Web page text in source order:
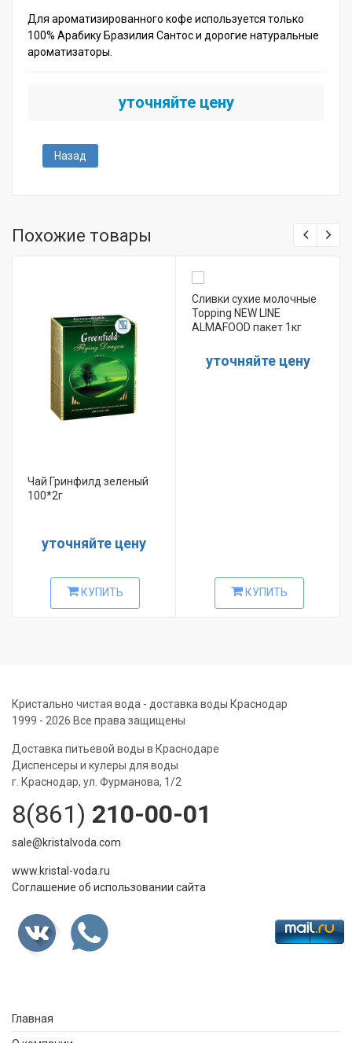
Для ароматизированного кофе используется только
100% Арабику Бразилия Сантос и дорогие натуральные
ароматизаторы.
уточняйте цену
Назад
Похожие товары
Чай Гринфилд зеленый
100*2г
уточняйте цену
КУПИТЬ
Сливки сухие молочные
Topping NEW LINE
ALMAFOOD пакет 1кг
уточняйте цену
КУПИТЬ
Кристально чистая вода - доставка воды Краснодар
1999 - 2026 Все права защищены
Доставка питьевой воды в Краснодаре
Диспенсеры и кулеры для воды
г. Краснодар, ул. Фурманова, 1/2
8(861) 210-00-01
sale@kristalvoda.com
www.kristal-voda.ru
Соглашение об использовании сайта
Главная